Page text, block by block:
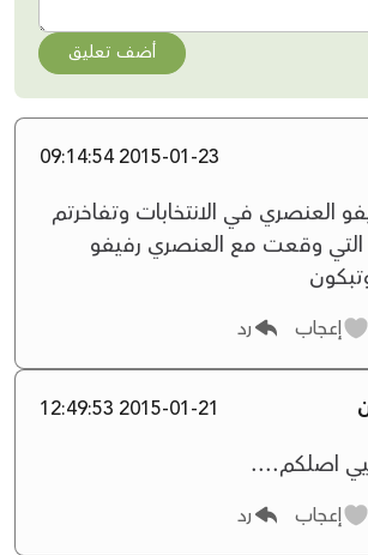
أضف تعليق
2015-01-23 09:14:54
العنصري في الانتخابات وتفاخرتم
التي وقعت مع العنصري رفيفو
إعجاب رد
2015-01-21 12:49:53
اصلكم....
إعجاب رد